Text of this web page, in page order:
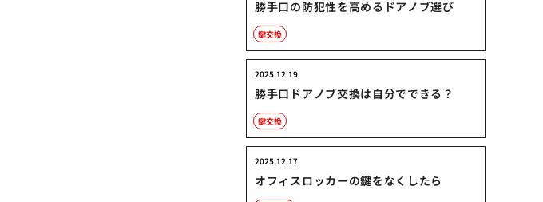
勝手口の防犯性を高めるドアノブ選び
鍵交換
勝手口ドアノブ交換は自分でできる？
2025.12.19
鍵交換
オフィスロッカーの鍵をなくしたら
2025.12.17